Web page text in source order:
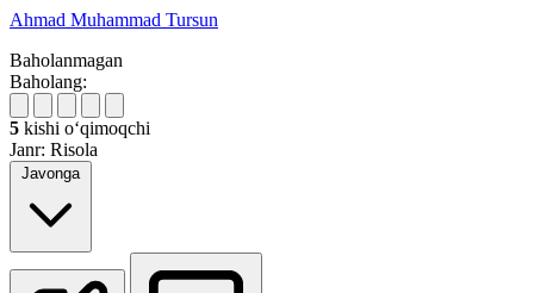
Ahmad Muhammad Tursun
Baholanmagan
Baholang:
5 kishi oʻqimoqchi
Janr: Risola
Javonga